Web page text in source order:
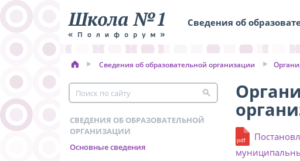
Сведения об
Сведения об образовательной организации
СВЕДЕНИЯ ОБ ОБРАЗОВАТЕЛЬНОЙ
ОРГАНИЗАЦИИ
Основные сведения